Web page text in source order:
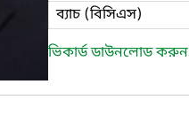
ব্যাচ (বিসিএস)
ভিকার্ড ডাউনলোড করুন